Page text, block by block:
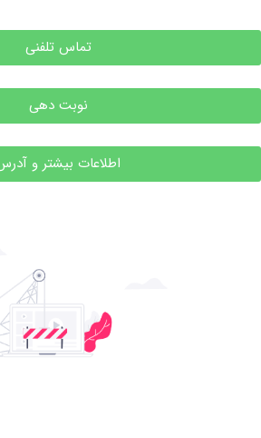
تماس تلفنی
نوبت دهی
اطلاعات بیشتر و آدرس